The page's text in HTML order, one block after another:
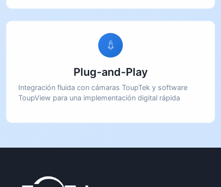
Plug-and-Play
Integración fluida con cámaras ToupTek y software
ToupView para una implementación digital rápida